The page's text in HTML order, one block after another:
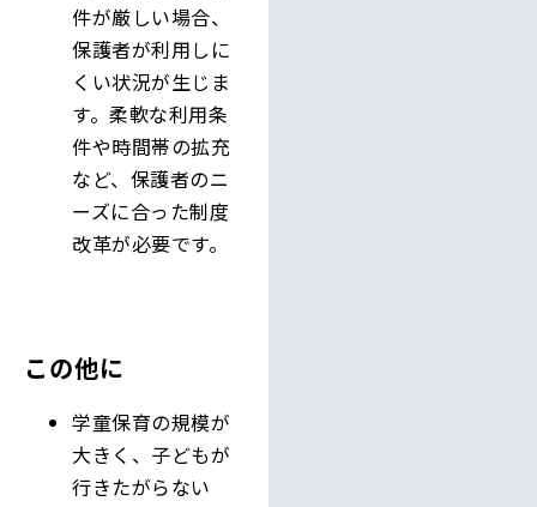
件が厳しい場合、
保護者が利用しに
くい状況が生じま
す。柔軟な利用条
件や時間帯の拡充
など、保護者のニ
ーズに合った制度
改革が必要です。
この他に
学童保育の規模が
大きく、子どもが
行きたがらない